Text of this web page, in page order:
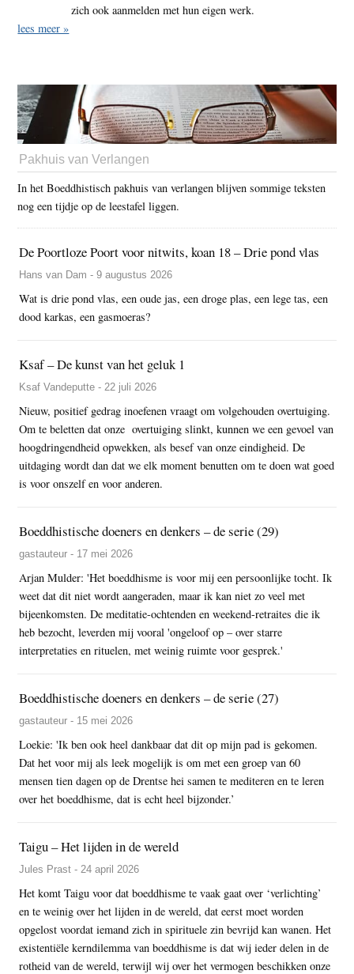
zich ook aanmelden met hun eigen werk.
lees meer »
Pakhuis van Verlangen
In het Boeddhistisch pakhuis van verlangen blijven sommige teksten
nog een tijdje op de leestafel liggen.
De Poortloze Poort voor nitwits, koan 18 – Drie pond vlas
Hans van Dam - 9 augustus 2026
Wat is drie pond vlas, een oude jas, een droge plas, een lege tas, een
dood karkas, een gasmoeras?
Ksaf – De kunst van het geluk 1
Ksaf Vandeputte - 22 juli 2026
Nieuw, positief gedrag inoefenen vraagt om volgehouden overtuiging.
Om te beletten dat onze overtuiging slinkt, kunnen we een gevoel van
hoogdringendheid opwekken, als besef van onze eindigheid. De
uitdaging wordt dan dat we elk moment benutten om te doen wat goed
is voor onszelf en voor anderen.
Boeddhistische doeners en denkers – de serie (29)
gastauteur - 17 mei 2026
Arjan Mulder: 'Het boeddhisme is voor mij een persoonlijke tocht. Ik
weet dat dit niet wordt aangeraden, maar ik kan niet zo veel met
bijeenkomsten. De meditatie-ochtenden en weekend-retraites die ik
heb bezocht, leverden mij vooral 'ongeloof op – over starre
interpretaties en rituelen, met weinig ruimte voor gesprek.'
Boeddhistische doeners en denkers – de serie (27)
gastauteur - 15 mei 2026
Loekie: 'Ik ben ook heel dankbaar dat dit op mijn pad is gekomen.
Dat het voor mij als leek mogelijk is om met een groep van 60
mensen tien dagen op de Drentse hei samen te mediteren en te leren
over het boeddhisme, dat is echt heel bijzonder.’
Taigu – Het lijden in de wereld
Jules Prast - 24 april 2026
Het komt Taigu voor dat boeddhisme te vaak gaat over ‘verlichting’
en te weinig over het lijden in de wereld, dat eerst moet worden
opgelost voordat iemand zich in spirituele zin bevrijd kan wanen. Het
existentiële kerndilemma van boeddhisme is dat wij ieder delen in de
rotheid van de wereld, terwijl wij over het vermogen beschikken onze